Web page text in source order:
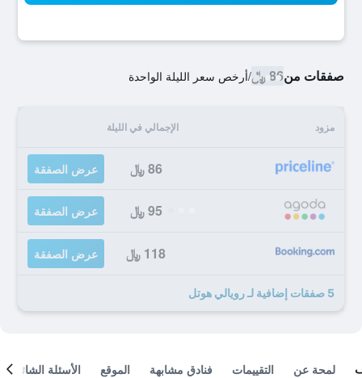
صفقات من86 ﷼ /أرخص سعر الليلة الواحدة
مزود الإجمالي في الليلة
86 ﷼ عرض الصفقة
95 ﷼ عرض الصفقة
118 ﷼ عرض الصفقة
5 صفقات إضافية لـ رويالي هوتل
لمحة عن التقييمات فنادق مشابهة الموقع الأسئلة الشائعة